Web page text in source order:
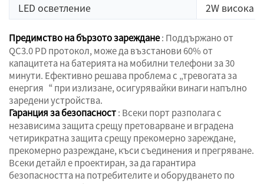
LED осветление
2W висока
Предимство на бързото зареждане: Поддържано от
QC3.0 PD протокол, може да възстанови 60% от
капацитета на батерията на мобилни телефони за 30
минути. Ефективно решава проблема с „тревогата за
енергия“ при излизане, осигурявайки винаги напълно
заредени устройства.
Гаранция за безопасност: Всеки порт разполага с
независима защита срещу претоварване и вградена
четирикратна защита срещу прекомерно зареждане,
прекомерно разреждане, къси съединения и прегряване.
Всеки детайл е проектиран, за да гарантира
безопасността на потребителите и оборудването по